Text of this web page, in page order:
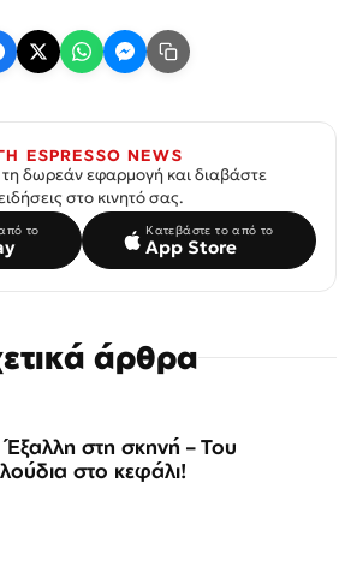
ESPRESSO NEWS
δωρεάν εφαρμογή και διαβάστε
στο κινητό σας.
το Κατεβάστε το από το
App Store
άρθρα
Έξαλλη στη σκηνή – Του
στο κεφάλι!